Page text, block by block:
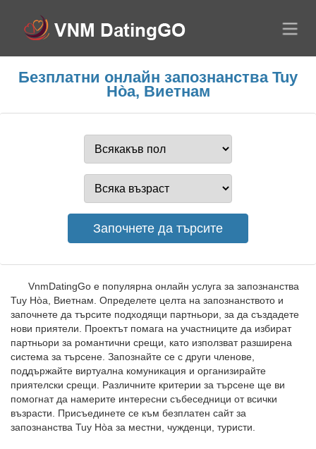
Безплатни онлайн запознанства Tuy
Hòa, Виетнам
VnmDatingGo е популярна онлайн услуга за запознанства
Tuy Hòa, Виетнам. Определете целта на запознанството и
започнете да търсите подходящи партньори, за да създадете
нови приятели. Проектът помага на участниците да избират
партньори за романтични срещи, като използват разширена
система за търсене. Запознайте се с други членове,
поддържайте виртуална комуникация и организирайте
приятелски срещи. Различните критерии за търсене ще ви
помогнат да намерите интересни събеседници от всички
възрасти. Присъединете се към безплатен сайт за
запознанства Tuy Hòa за местни, чужденци, туристи.